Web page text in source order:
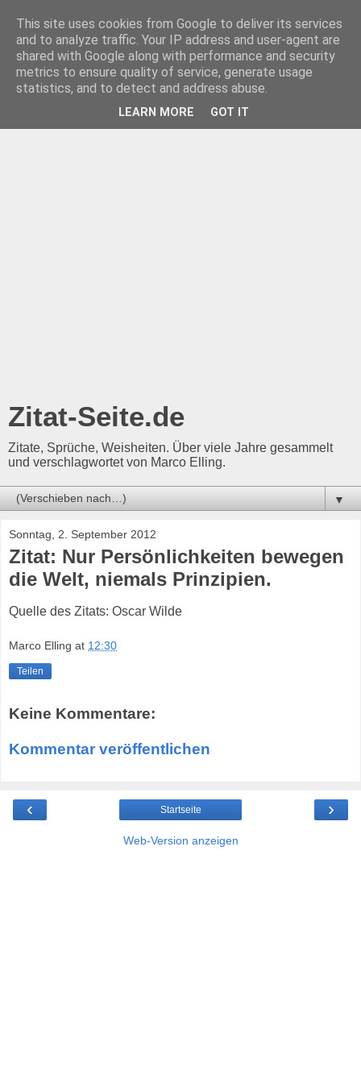
Zitat-Seite.de
Zitate, Sprüche, Weisheiten. Über viele Jahre gesammelt
und verschlagwortet von Marco Elling.
▼
Sonntag, 2. September 2012
Zitat: Nur Persönlichkeiten bewegen
die Welt, niemals Prinzipien.
Quelle des Zitats: Oscar Wilde
Marco Elling at 12:30
Teilen
Keine Kommentare:
Kommentar veröffentlichen
‹ ›
Startseite
Web-Version anzeigen
This site uses cookies from Google to deliver its services
and to analyze traffic. Your IP address and user-agent are
shared with Google along with performance and security
metrics to ensure quality of service, generate usage
statistics, and to detect and address abuse.
LEARN MORE GOT IT